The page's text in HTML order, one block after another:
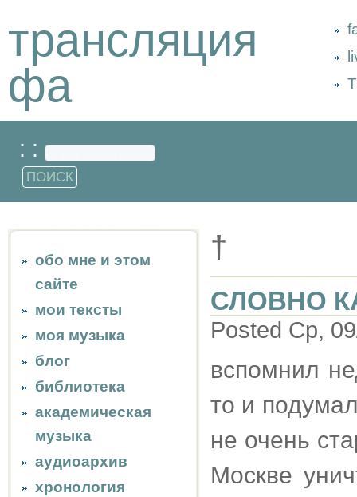
трансляция
фа
: :
обо мне и этом
сайте
мои тексты
моя музыка
блог
библиотека
академическая
музыка
аудиоархив
хронология
†
СЛОВНО
Posted Ср,
вспомнил
то и
не очень
Москве